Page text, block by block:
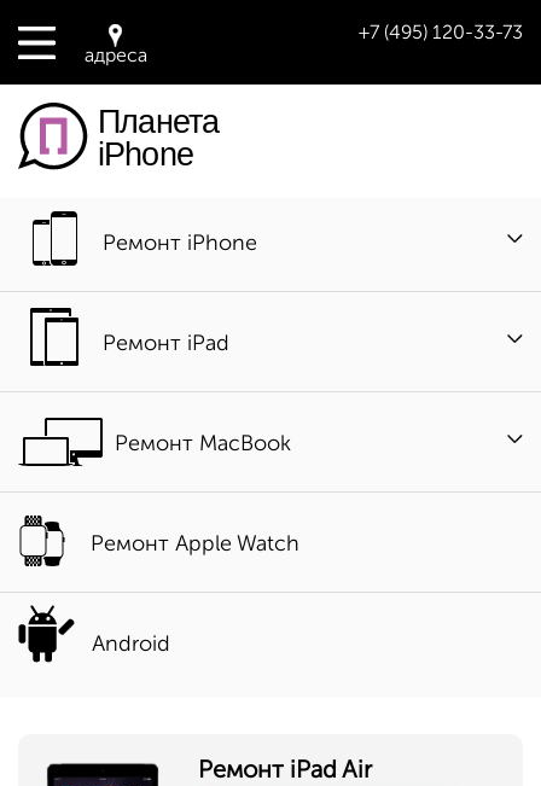
адреса
+7 (495) 120-33-73
Планета
iPhone
Ремонт iPhone
Ремонт iPad
Ремонт MacBook
Ремонт Apple Watch
Android
Ремонт iPad Air